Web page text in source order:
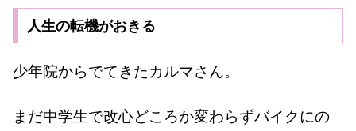
人生の転機がおきる
少年院からでてきたカルマさん。
まだ中学生で改心どころか変わらずバイクにの